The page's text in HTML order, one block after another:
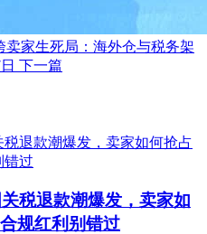
卖家生死局：海外仓与税务架
下一篇
税退款潮爆发，卖家如
规红利别错过